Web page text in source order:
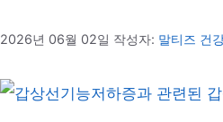
2026년 06월 02일 작성자: 말티즈 건